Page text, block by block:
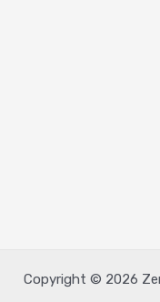
Copyright © 2026